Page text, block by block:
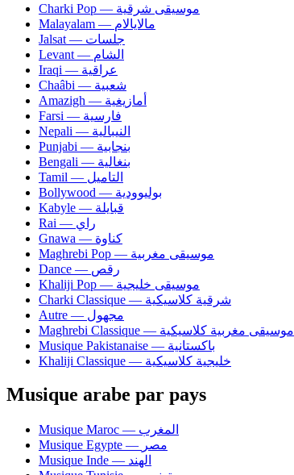
Charki Pop — موسيقى شرقية
Malayalam — مالايالام
Jalsat — جلسات
Levant — الشام
Iraqi — عراقية
Chaâbi — شعبية
Amazigh — أمازيغية
Farsi — فارسية
Nepali — النيبالية
Punjabi — بنجابية
Bengali — بنغالية
Tamil — التاميل
Bollywood — بوليوودية
Kabyle — قبايلة
Rai — راي
Gnawa — كناوة
Maghrebi Pop — موسيقى مغربية
Dance — رقص
Khaliji Pop — موسيقى خليجية
Charki Classique — شرقية كلاسيكية
Autre — مجهول
Maghrebi Classique — موسيقى مغربية كلاسيكية
Musique Pakistanaise — باكستانية
Khaliji Classique — خليجية كلاسيكية
Musique arabe par pays
Musique Maroc — المغرب
Musique Egypte — مصر
Musique Inde — الهند